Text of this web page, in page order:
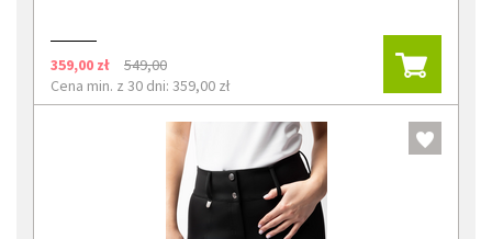
359,00 zł
549,00
Cena min. z 30 dni: 359,00 zł